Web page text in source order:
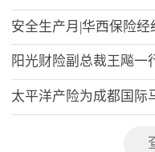
阳光财险副总裁王飚一